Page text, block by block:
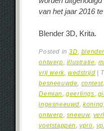
van het jaar 2016
Blender 3D, Krita.
Posted in3D, blender
ontwerp, illustratie,
vrij werk,wedstrijd
besneeuwde, contest
Demian,geerlings,
ingesneeuwd,koning
ontwerp, sneeuw,
voetstappen,vpro,